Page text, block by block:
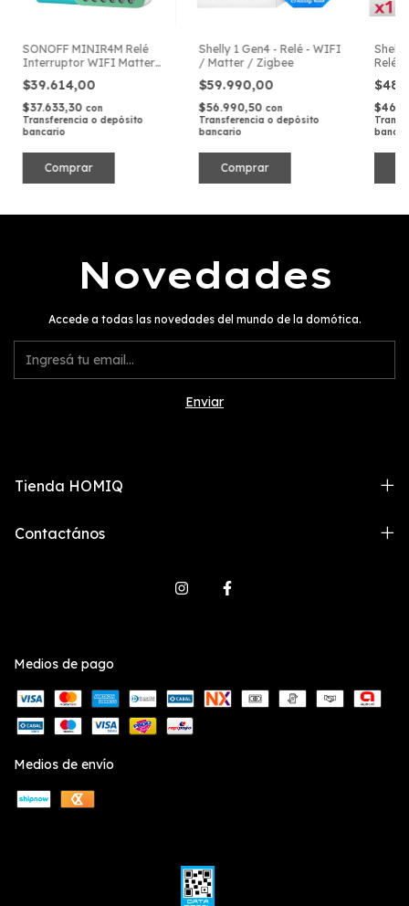
SONOFF MINIR4M Relé
Interruptor WIFI Matter
$39.614,00
$37.633,30 con
Transferencia o depósito
bancario
Shelly 1 Gen4 - Relé - WIFI
/ Matter / Zigbee
$59.990,00
$56.990,50 con
Transferencia o depósito
bancario
Shelly
Relé
Novedades
Accede a todas las novedades del mundo de la domótica.
Tienda HOMIQ
Contactános
Medios de pago
Medios de envío